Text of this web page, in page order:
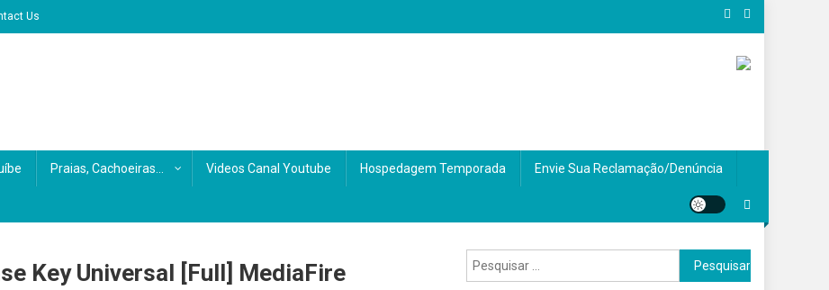
Us
Praias, Cachoeiras… Videos Canal Youtube Hospedagem Temporada Envie Sua Reclamação/Denúncia
Key Universal [Full] MediaFire
Pesquisar
por: